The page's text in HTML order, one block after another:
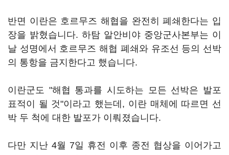
반면 이란은 호르무즈 해협을 완전히 폐쇄한다는 입
장을 밝혔습니다. 하탐 알안비야 중앙군사본부는 이
날 성명에서 호르무즈 해협 폐쇄와 유조선 등의 선박
의 통항을 금지한다고 했습니다.
이란군도 "해협 통과를 시도하는 모든 선박은 발포
표적이 될 것"이라고 했는데, 이란 매체에 따르면 선
박 두 척에 대한 발포가 이뤄졌습니다.
다만 지난 4월 7일 휴전 이후 종전 협상을 이어가고